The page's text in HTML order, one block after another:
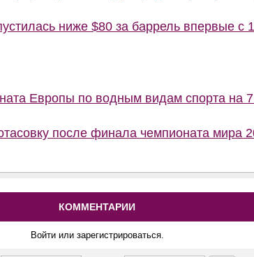
ниже $80 за баррель впервые с
Европы по водным видам спорта на 7
после финала чемпионата мира
КОММЕНТАРИИ
Войти или зарегистрироваться.